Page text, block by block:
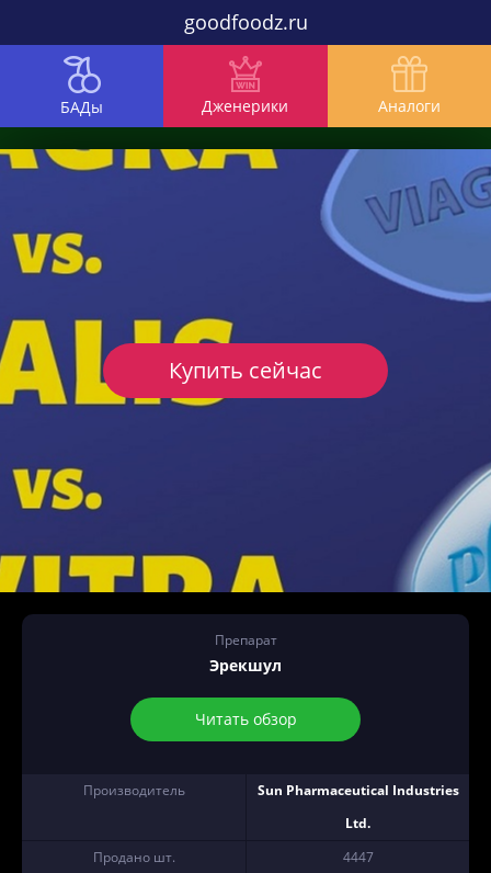
goodfoodz.ru
БАДы Дженерики Аналоги
Препарат
Эрекшул
Читать обзор
Производитель
Sun Pharmaceutical Industries
Ltd.
Продано шт.
4447
Купить сейчас